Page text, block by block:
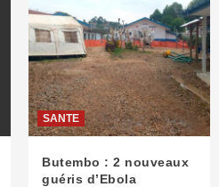
SANTE
Butembo : 2 nouveaux
guéris d’Ebola